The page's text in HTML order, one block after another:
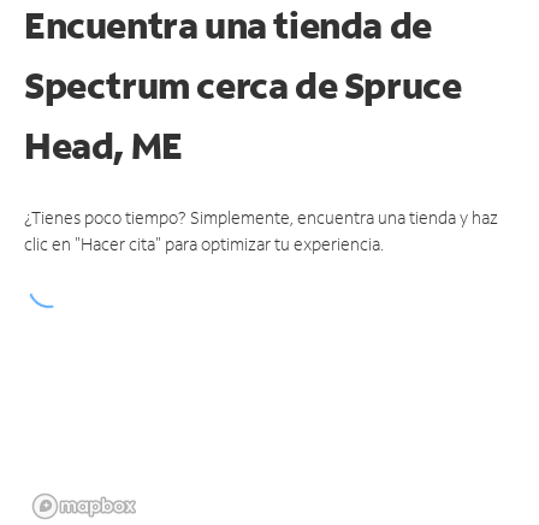
Encuentra una tienda de
Spectrumcerca de Spruce
Head, ME
¿Tienes poco tiempo? Simplemente, encuentra una tienda y haz
clic en "Hacer cita" para optimizar tu experiencia.